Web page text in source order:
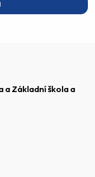
a Základní škola a